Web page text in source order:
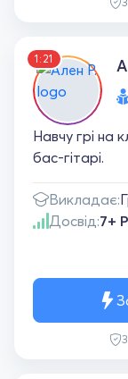
1:21
Навчу грі на
бас-гітарі.
Викладає:
Досвід:7+